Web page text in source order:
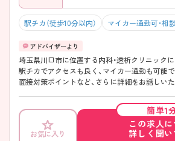
駅チカ（徒歩10分以内） マイカー通勤可・相
埼玉県川口市に位置する内科・透析クリニック
駅チカでアクセスも良く、マイカー通勤も可能で
面接対策ポイントなど、さらに詳細をお話しい
お気に入り
簡単1
この求人に
詳しく聞い